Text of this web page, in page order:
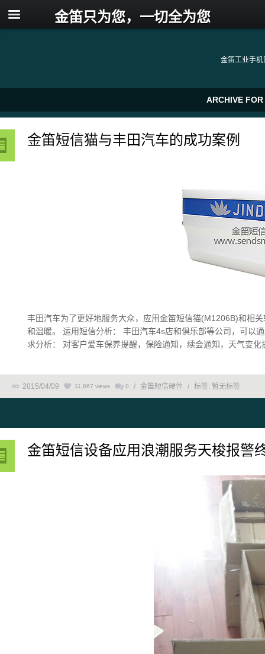
金笛工业手机
金笛只为您，一切全为您
ARCHIVE
金笛短信猫与丰田汽车的成功案例
丰田汽车为了更好地服务大众，应用金笛短信猫(M1206B)和相
和温暖。 运用短信分析： 丰田汽车4s店和俱乐部等公司，可以
求分析： 对客户爱车保养提醒，保险通知，续会通知，天气变
2015/04/09 11,667 views 0 / 金笛短信硬件 / 标签: 暂无标签
金笛短信设备应用浪潮服务天梭报警